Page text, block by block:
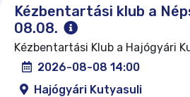
Kézbentartási klub a
08.08.
Kézbentartási Klub a Hajógyári
2026-08-08 14:00
Hajógyári Kutyasuli